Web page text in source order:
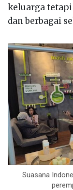
keluarga tetapi
dan berbagai
Suasana